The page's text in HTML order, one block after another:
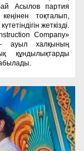
Асылов партия
тоқталып,
жеткізді.
Company»
ауыл халқының
құндылықтарды